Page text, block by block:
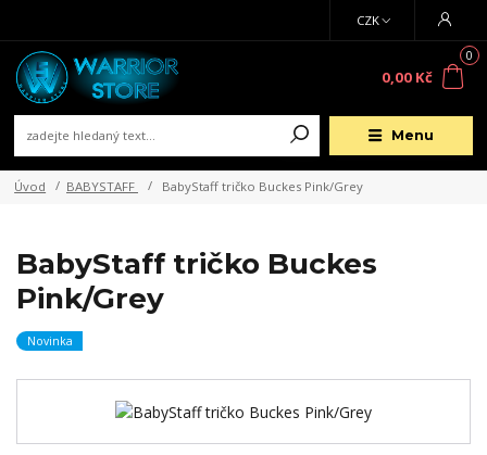
Menu
CZK
0
0,00 Kč
Úvod BABYSTAFF BabyStaff tričko Buckes Pink/Grey
BabyStaff tričko Buckes
Pink/Grey
Novinka